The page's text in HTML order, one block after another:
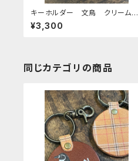
キーホルダー 文鳥 クリーム文
鳥 ベージュ （ レッドブラウ
ン タータンチェック ）栃木レザ
¥3,300
同じカテゴリの商品